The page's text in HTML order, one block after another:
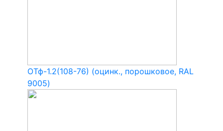
ОТф-1.2(108-76) (оцинк., порошковое, RAL
9005)